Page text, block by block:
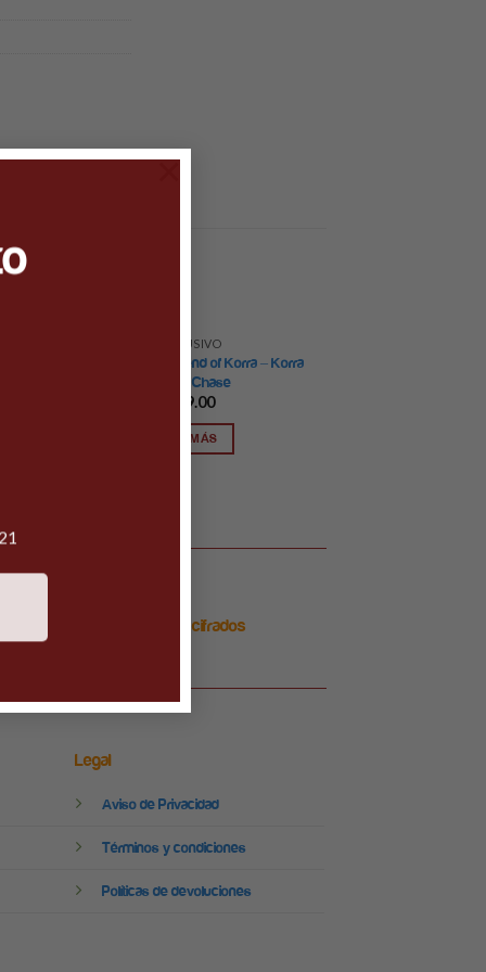
×
EXCLUSIVO
Pop Animation: Legend of Korra – Korra
W/ GW Chase
449.00
LEER MÁS
Pagos 100% seguros y cifrados
Legal
Aviso de Privacidad
Términos y condiciones
Políticas de devoluciones